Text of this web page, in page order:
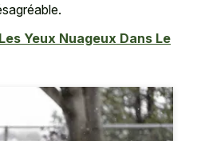
Les Yeux Nuageux Dans Le